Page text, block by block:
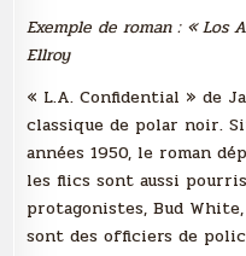
Exemple de roman : « Los
Ellroy
« L.A. Confidential » de
classique de polar noir.
années 1950, le roman
les flics sont aussi
protagonistes, Bud
sont des officiers de